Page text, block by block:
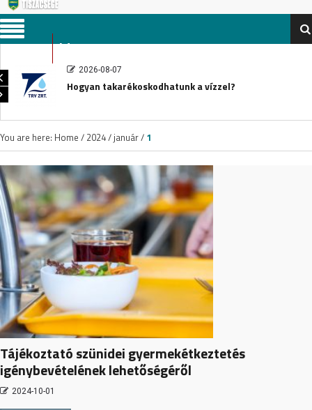
Menu
2026-08-07
Hogyan takarékoskodhatunk a vízzel?
You are here: Home / 2024/ január/ 1
Tájékoztató szünidei gyermekétkeztetés
igénybevételének lehetőségéről
2024-10-01